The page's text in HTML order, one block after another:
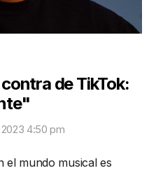
de TikTok:
4:50 pm
el mundo musical es